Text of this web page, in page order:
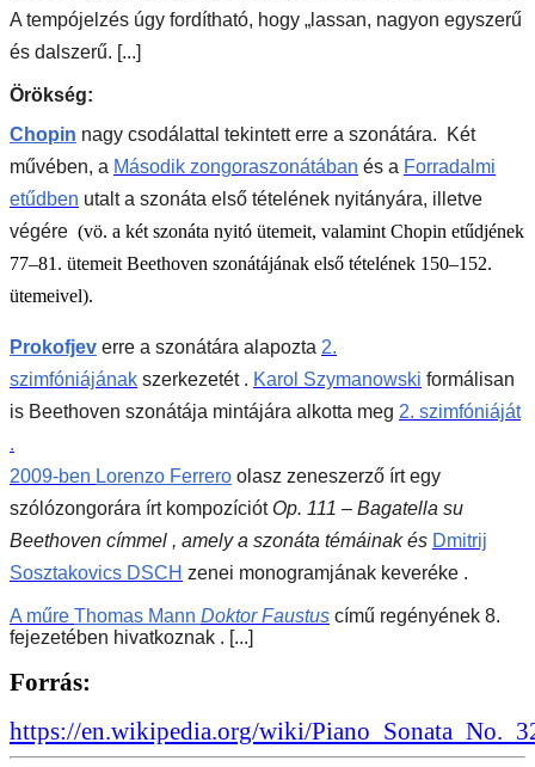
A tempójelzés úgy fordítható, hogy „lassan, nagyon egyszerű
és dalszerű. [...]
Örökség:
Chopin nagy csodálattal tekintett erre a szonátára.
Két
művében, a Második zongoraszonátában és a Forradalmi
etűdben utalt a szonáta első tételének nyitányára, illetve
végére (vö. a két szonáta nyitó ütemeit, valamint Chopin etűdjének
77–81. ütemeit Beethoven szonátájának első tételének 150–152.
ütemeivel).
Prokofjev erre a szonátára alapozta 2.
szimfóniájának szerkezetét . Karol Szymanowski formálisan
is Beethoven szonátája mintájára alkotta meg 2. szimfóniáját
.
2009-ben Lorenzo Ferrero olasz zeneszerző írt egy
szólózongorára írt kompozíciót Op. 111 – Bagatella su
Beethoven címmel , amely a szonáta témáinak és Dmitrij
Sosztakovics DSCH zenei monogramjának keveréke .
A műre Thomas Mann Doktor Faustus című regényének 8.
fejezetében hivatkoznak . [...]
Forrás:
https://en.wikipedia.org/wiki/